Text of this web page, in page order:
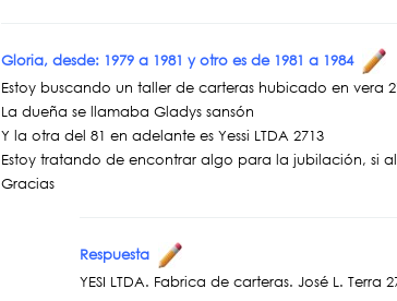
Gloria, desde: 1979 a 1981 y otro es de 1981 a 1984
Estoy buscando un taller de carteras hubicado en vera
La dueña se llamaba Gladys sansón
Y la otra del 81 en adelante es Yessi LTDA 2713
Estoy tratando de encontrar algo para la jubilación, si
Gracias
Respuesta
YESI LTDA. Fabrica de carteras. José L. Terra